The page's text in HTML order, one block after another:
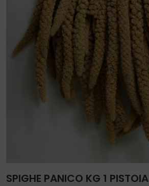
SPIGHE PANICO KG 1 PISTOIA